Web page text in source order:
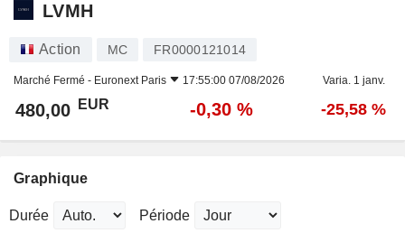
LVMH
Action MC FR0000121014
Marché Fermé - Euronext Paris 17:55:00 07/08/2026 Varia. 1 janv.
480,00 EUR -0,30 % -25,58 %
Graphique
Durée Période